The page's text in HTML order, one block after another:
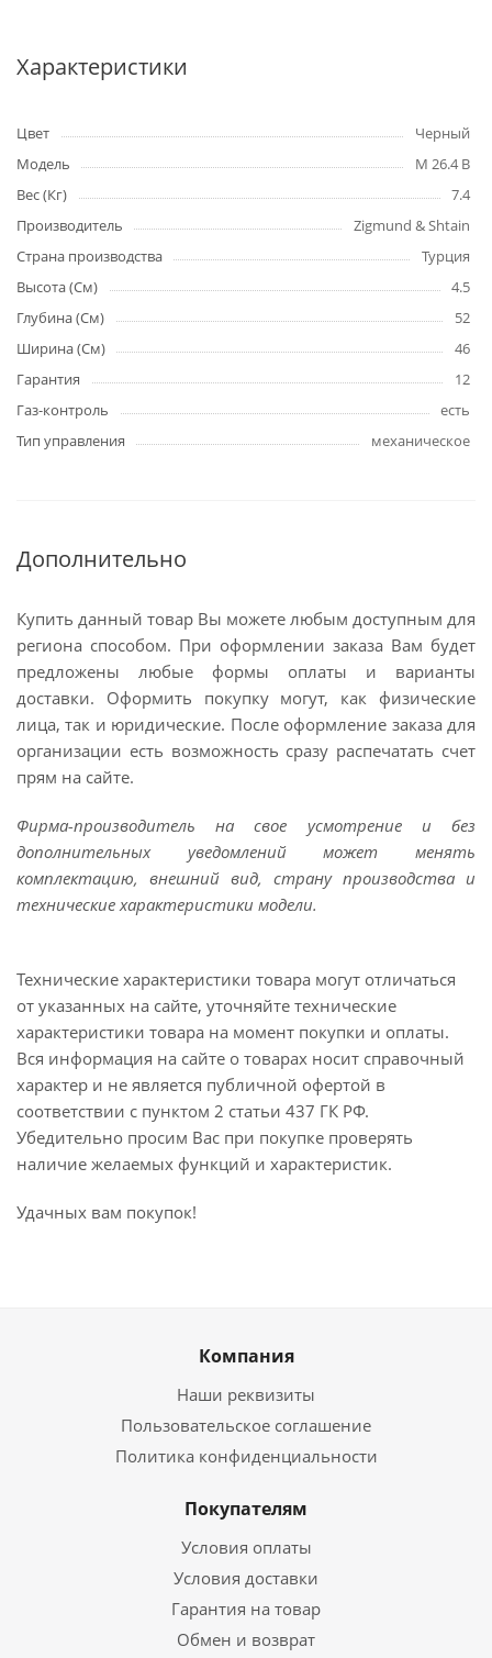
Характеристики
Цвет
Черный
Модель
M 26.4 B
Вес (Кг)
7.4
Производитель
Zigmund & Shtain
Страна производства
Турция
Высота (См)
4.5
Глубина (См)
52
Ширина (См)
46
Гарантия
12
Газ-контроль
есть
Тип управления
механическое
Дополнительно
Купить данный товар Вы можете любым доступным для
региона способом. При оформлении заказа Вам будет
предложены любые формы оплаты и варианты
доставки. Оформить покупку могут, как физические
лица, так и юридические. После оформление заказа для
организации есть возможность сразу распечатать счет
прям на сайте.
Фирма-производитель на свое усмотрение и без
дополнительных уведомлений может менять
комплектацию, внешний вид, страну производства и
технические характеристики модели.
Технические характеристики товара могут отличаться
от указанных на сайте, уточняйте технические
характеристики товара на момент покупки и оплаты.
Вся информация на сайте о товарах носит справочный
характер и не является публичной офертой в
соответствии с пунктом 2 статьи 437 ГК РФ.
Убедительно просим Вас при покупке проверять
наличие желаемых функций и характеристик.
Удачных вам покупок!
Компания
Наши реквизиты
Пользовательское соглашение
Политика конфиденциальности
Покупателям
Условия оплаты
Условия доставки
Гарантия на товар
Обмен и возврат